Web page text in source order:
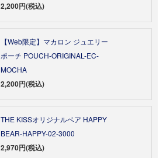
2,200円(税込)
【Web限定】マカロン ジュエリー
ポーチ POUCH-ORIGINAL-EC-
MOCHA
2,200円(税込)
THE KISSオリジナルベア HAPPY
BEAR-HAPPY-02-3000
2,970円(税込)